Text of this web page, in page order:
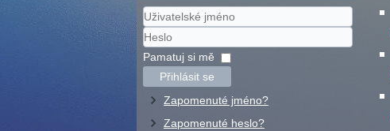
Uživatelské
jméno
Heslo
Pamatuj si mě
Přihlásit se
Zapomenuté jméno?
Zapomenuté heslo?